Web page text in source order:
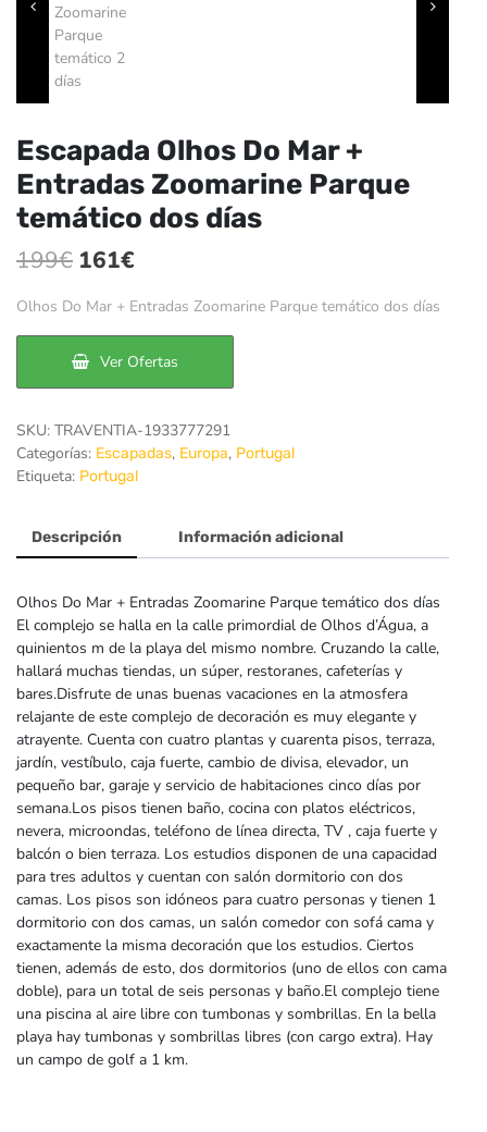
Escapada Olhos Do Mar +
Entradas Zoomarine Parque
temático dos días
199€ El
precio
era:
199€.
161€
precio
es:
161€.
Olhos Do Mar + Entradas Zoomarine Parque temático dos días
Ver Ofertas
SKU: TRAVENTIA-1933777291
Categorías: Escapadas, Europa, Portugal
Etiqueta: Portugal
Descripción Información adicional
Olhos Do Mar + Entradas Zoomarine Parque temático dos días
El complejo se halla en la calle primordial de Olhos d’Água, a
quinientos m de la playa del mismo nombre. Cruzando la calle,
hallará muchas tiendas, un súper, restoranes, cafeterías y
bares.Disfrute de unas buenas vacaciones en la atmosfera
relajante de este complejo de decoración es muy elegante y
atrayente. Cuenta con cuatro plantas y cuarenta pisos, terraza,
jardín, vestíbulo, caja fuerte, cambio de divisa, elevador, un
pequeño bar, garaje y servicio de habitaciones cinco días por
semana.Los pisos tienen baño, cocina con platos eléctricos,
nevera, microondas, teléfono de línea directa, TV , caja fuerte y
balcón o bien terraza. Los estudios disponen de una capacidad
para tres adultos y cuentan con salón dormitorio con dos
camas. Los pisos son idóneos para cuatro personas y tienen 1
dormitorio con dos camas, un salón comedor con sofá cama y
exactamente la misma decoración que los estudios. Ciertos
tienen, además de esto, dos dormitorios (uno de ellos con cama
doble), para un total de seis personas y baño.El complejo tiene
una piscina al aire libre con tumbonas y sombrillas. En la bella
playa hay tumbonas y sombrillas libres (con cargo extra). Hay
un campo de golf a 1 km.